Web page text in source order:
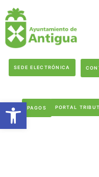
SEDE ELECTRÓNICA
PAGOS PORTAL
Abrir barra de